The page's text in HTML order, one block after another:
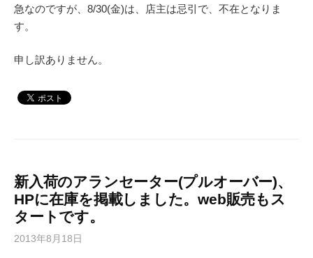
急なのですが、8/30(金)は、店主は忌引で、不在となりま
す。
申し訳ありません。
新入荷のアランセーター(プルオーバー)、
HPに在庫を掲載しました。web販売もス
タートです。
2013年8月18日